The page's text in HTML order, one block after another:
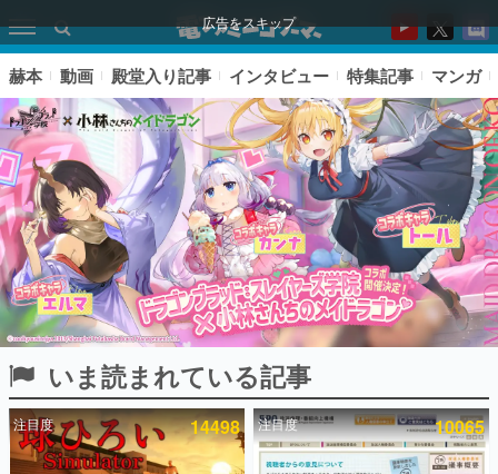
広告をスキップ
ピックアップ
電ファミのいま読まれている記事ランキング
赫本 動画 殿堂入り記事 インタビュー 特集記事 マンガ
いま読まれている記事
注目度 14498 注目度 10065